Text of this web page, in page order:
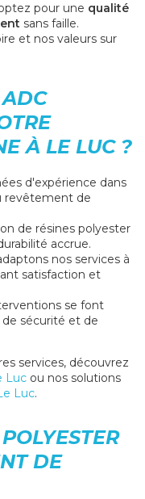
pour une qualité
sans faille.
et nos valeurs sur
À LE LUC ?
d'expérience dans
revêtement de
de résines polyester
accrue.
nos services à
satisfaction et
se font
sécurité et de
services, découvrez
Luc ou nos solutions
Luc.
DE